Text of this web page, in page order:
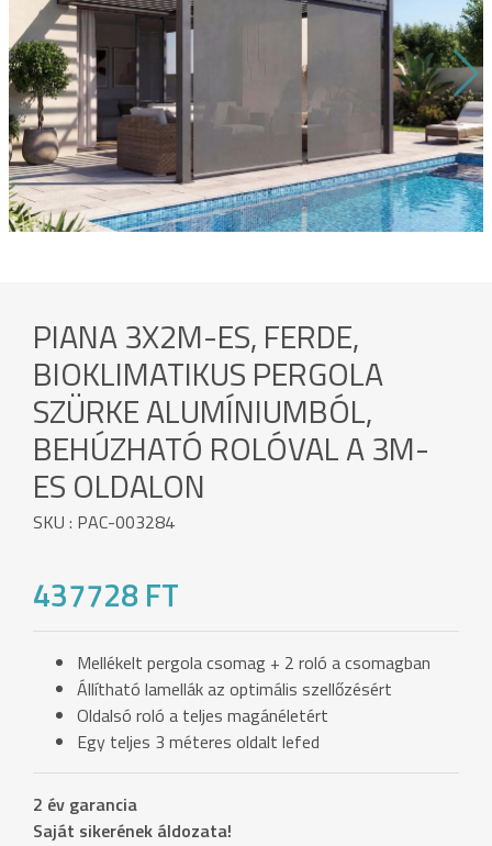
PIANA 3X2M-ES, FERDE,
BIOKLIMATIKUS PERGOLA
SZÜRKE ALUMÍNIUMBÓL,
BEHÚZHATÓ ROLÓVAL A 3M-
ES OLDALON
SKU : PAC-003284
437728 FT
Mellékelt pergola csomag + 2 roló a csomagban
Állítható lamellák az optimális szellőzésért
Oldalsó roló a teljes magánéletért
Egy teljes 3 méteres oldalt lefed
2 év garancia
Saját sikerének áldozata!